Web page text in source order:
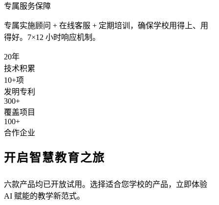
专属服务保障
专属实施顾问 + 在线客服 + 定期培训，确保学校用得上、用
得好。7×12 小时响应机制。
20年
技术积累
10+项
发明专利
300+
覆盖项目
100+
合作企业
开启智慧教育之旅
六款产品均已开放试用。选择适合您学校的产品，立即体验
AI 赋能的教学新范式。